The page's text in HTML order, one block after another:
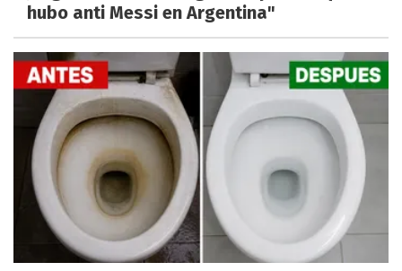
hubo anti Messi en Argentina"